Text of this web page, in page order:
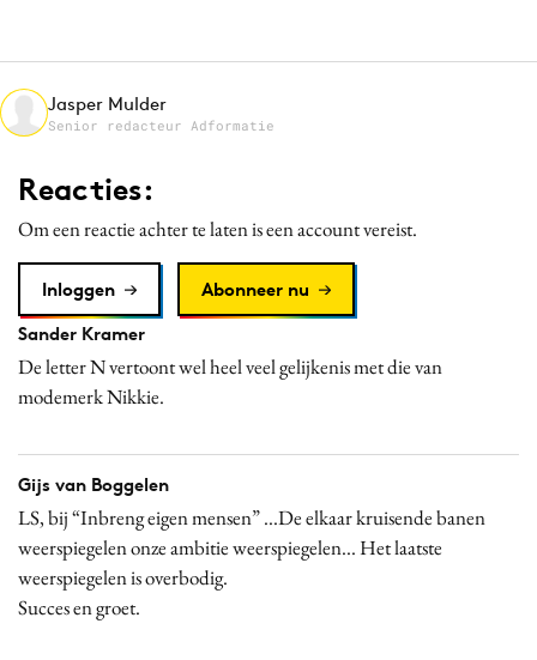
Martech
Media
PR
Programmatic
Purpose Marketing
Reputatie & crisis
Jasper Mulder
Senior redacteur Adformatie
Reacties:
Om een reactie achter te laten is een account vereist.
Inloggen
Abonneer nu
Sander Kramer
De letter N vertoont wel heel veel gelijkenis met die van
modemerk Nikkie.
Gijs van Boggelen
LS, bij “Inbreng eigen mensen” ...De elkaar kruisende banen
weerspiegelen onze ambitie weerspiegelen... Het laatste
weerspiegelen is overbodig.
Succes en groet.